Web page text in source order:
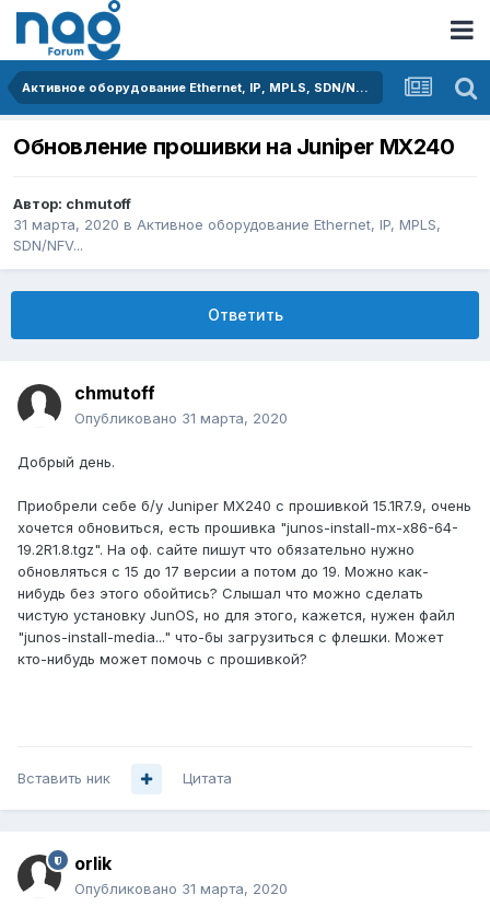
Активное оборудование Ethernet, IP, MPLS, SDN/NFV...
Обновление прошивки на Juniper MX240
Автор: chmutoff
31 марта, 2020 в Активное оборудование Ethernet, IP, MPLS,
SDN/NFV...
Ответить
chmutoff
Опубликовано 31 марта, 2020
Добрый день.
Приобрели себе б/у Juniper MX240 с прошивкой 15.1R7.9, очень
хочется обновиться, есть прошивка "junos-install-mx-x86-64-
19.2R1.8.tgz". На оф. сайте пишут что обязательно нужно
обновляться с 15 до 17 версии а потом до 19. Можно как-
нибудь без этого обойтись? Слышал что можно сделать
чистую установку JunOS, но для этого, кажется, нужен файл
"junos-install-media..." что-бы загрузиться c флешки. Может
кто-нибудь может помочь с прошивкой?
Вставить ник Цитата
orlik
Опубликовано 31 марта, 2020